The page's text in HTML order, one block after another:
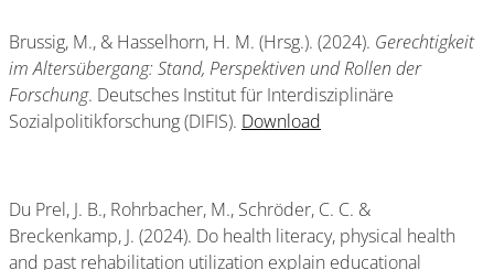
Brussig, M., & Hasselhorn, H. M. (Hrsg.). (2024). Gerechtigkeit
im Altersübergang: Stand, Perspektiven und Rollen der
Forschung. Deutsches Institut für Interdisziplinäre
Sozialpolitikforschung (DIFIS). Download
Du Prel, J. B., Rohrbacher, M., Schröder, C. C. &
Breckenkamp, J. (2024). Do health literacy, physical health
and past rehabilitation utilization explain educational